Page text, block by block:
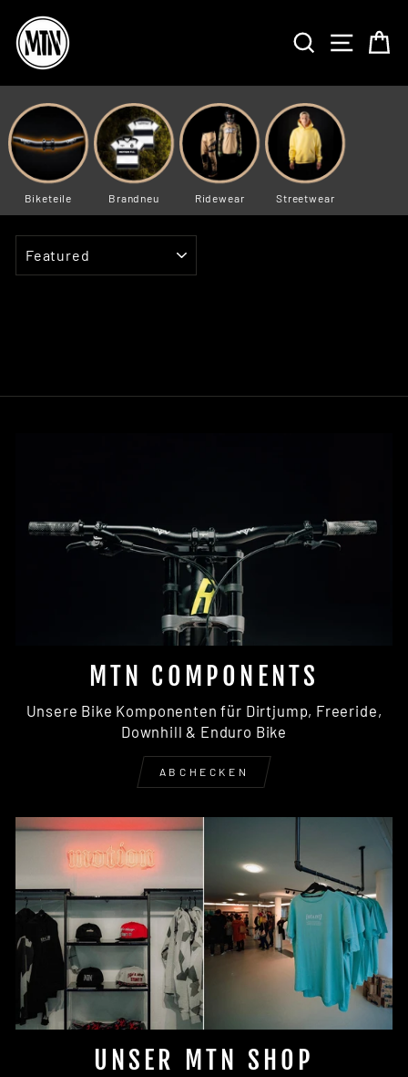
content
SEARCHSITE
Biketeile Brandneu Ridewear Streetwear
MTN COMPONENTS
Unsere Bike Komponenten für Dirtjump, Freeride,
Downhill & Enduro Bike
ABCHECKEN
UNSER MTN SHOP